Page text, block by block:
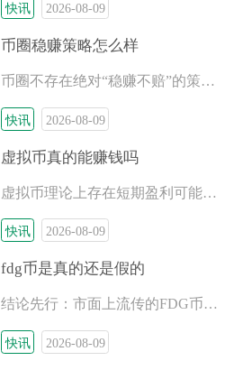
快讯 2026-08-09
币圈稳赚策略怎么样
币圈不存在绝对“稳赚不赔”的策略，但存在一批风险极低、长期胜
快讯 2026-08-09
虚拟币真的能赚钱吗
虚拟币理论上存在短期盈利可能，但普通散户长期稳定赚钱的概率极
快讯 2026-08-09
fdg币是真的还是假的
结论先行：市面上流传的FDG币属于无合规背书、无落地应用、信
快讯 2026-08-09